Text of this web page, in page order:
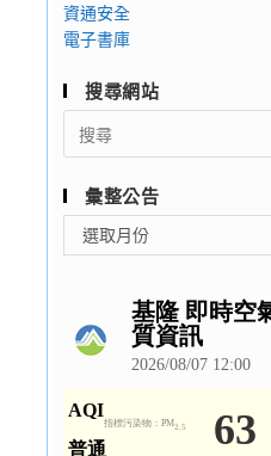
資通安全
電子書庫
搜尋網站
Search
for:
彙整公告
整
選取月份